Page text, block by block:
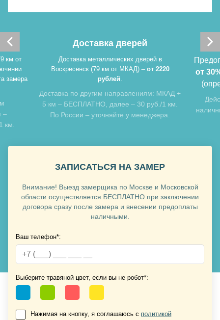
Доставка дверей
Доставка металлических дверей в
Воскресенск (79 км от МКАД) –от 2220
Доставка по другим направлениям: МКАД +
5 км – БЕСПЛАТНО, далее – 30 руб./1 км.
По России – уточняйте у менеджера.
Предоплата за
от 30%
от
Действуют
наличный для
ЗАПИСАТЬСЯ НА ЗАМЕР
Внимание! Выезд замерщика по Москве и Московской
области осуществляется БЕСПЛАТНО при заключении
договора сразу после замера и внесении предоплаты
наличными.
Ваш телефон*:
Выберите травяной цвет, если вы не робот*:
Нажимая на кнопку, я соглашаюсь с политикой